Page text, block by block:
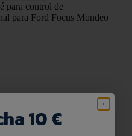
para control de
para Ford Focus Mondeo
10 €